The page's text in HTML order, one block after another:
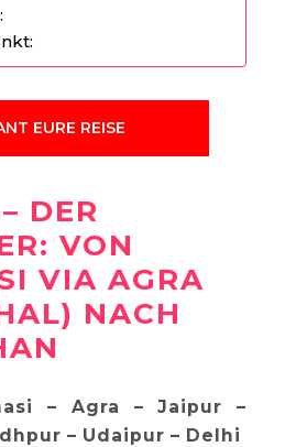
EURE REISE
DER
VON
VIA AGRA
NACH
– Agra – Jaipur –
– Udaipur – Delhi